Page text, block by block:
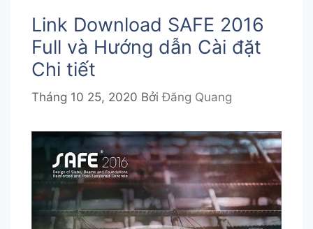
Link Download SAFE 2016
Full và Hướng dẫn Cài đặt
Chi tiết
Tháng 10 25, 2020 BởiĐăng Quang